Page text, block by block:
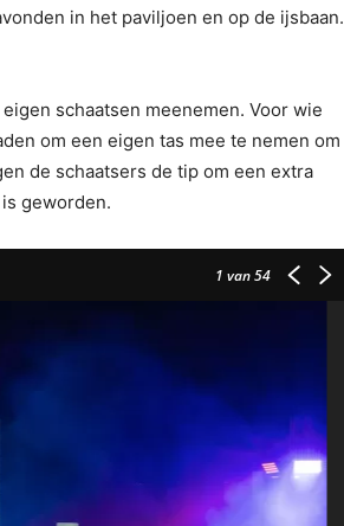
in het paviljoen en op de ijsbaan.
schaatsen meenemen. Voor wie
om een eigen tas mee te nemen om
de schaatsers de tip om een extra
geworden.
1 van 54